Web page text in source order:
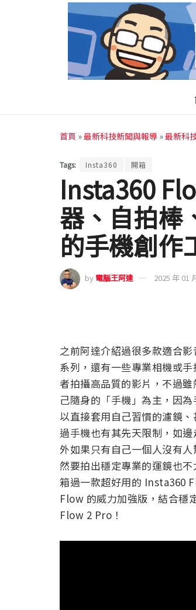
首頁 »最新科技新聞與報導 »最新科
Tags: Insta360 開箱
Insta360
器、自拍棒
的手機創作
by 電腦王阿達 2025 年 01
之前阿達介紹過很多款適合
系列，還有一些專業相機或
者拍攝高品質的影片，不過
己隨身的「手機」為主，因
以直接套用自己習慣的濾鏡
過手機也有其先天限制，如
外如果只有自己一個人沒有
然要拍出穩定專業的運鏡也
箱過一款超好用的 Insta360
Flow 的威力加強版，結合穩
Flow 2 Pro！